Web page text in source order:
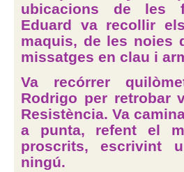
ubicacions de les
Eduard va recollir
maquis, de les noies
missatges en clau i
Va recórrer
Rodrigo per retrobar
Resistència. Va
a punta, refent el
proscrits, escrivint
ningú.